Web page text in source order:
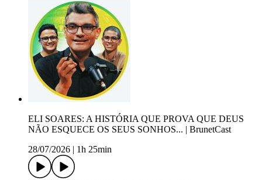
ELI SOARES: A HISTÓRIA QUE PROVA QUE DEUS
NÃO ESQUECE OS SEUS SONHOS... | BrunetCast
28/07/2026
1h 25min